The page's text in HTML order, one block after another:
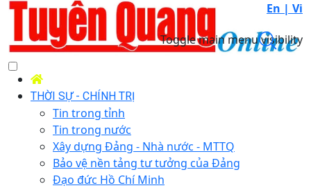
En | Vi
Toggle main menu visibility
THỜI SỰ - CHÍNH TRỊ
Tin trong tỉnh
Tin trong nước
Xây dựng Đảng - Nhà nước - MTTQ
Bảo vệ nền tảng tư tưởng của Đảng
Đạo đức Hồ Chí Minh